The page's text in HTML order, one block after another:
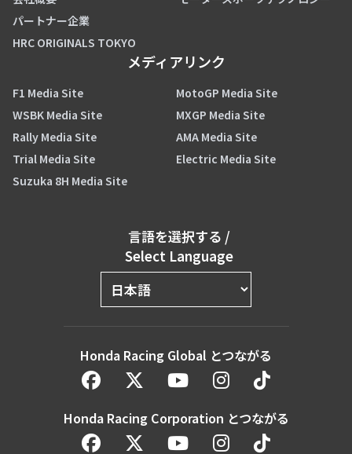
パートナー企業
HRC ORIGINALS TOKYO
メディアリンク
F1 Media Site
MotoGP Media Site
WSBK Media Site
MXGP Media Site
Rally Media Site
AMA Media Site
Trial Media Site
Electric Media Site
Suzuka 8H Media Site
言語を選択する /
Select Language
Honda Racing Global とつながる
Honda Racing Corporation とつながる